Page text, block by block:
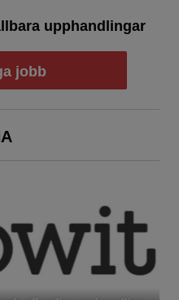
upphandlingar
jobb